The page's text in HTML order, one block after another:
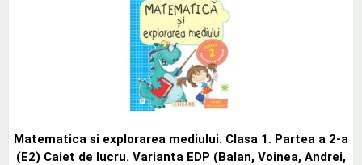
Matematica si explorarea mediului. Clasa 1. Partea a 2-a
(E2) Caiet de lucru. Varianta EDP (Balan, Voinea, Andrei,